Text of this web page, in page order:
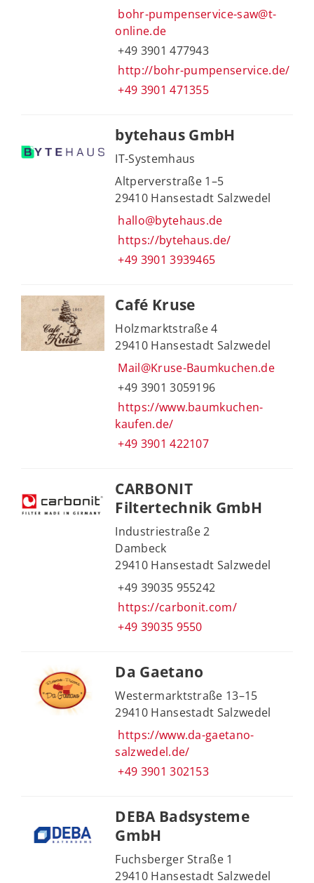
bohr-pumpenservice-saw@t-
online.de
+49 3901 477943
http://bohr-pumpenservice.de/
+49 3901 471355
bytehaus GmbH
IT-Systemhaus
Altperverstraße 1–5
29410 Hansestadt Salzwedel
hallo@bytehaus.de
https://bytehaus.de/
+49 3901 3939465
Café Kruse
Holzmarktstraße 4
29410 Hansestadt Salzwedel
Mail@Kruse-Baumkuchen.de
+49 3901 3059196
https://www.baumkuchen-
kaufen.de/
+49 3901 422107
CARBONIT
Filtertechnik GmbH
Industriestraße 2
Dambeck
29410 Hansestadt Salzwedel
+49 39035 955242
https://carbonit.com/
+49 39035 9550
Da Gaetano
Westermarktstraße 13–15
29410 Hansestadt Salzwedel
https://www.da-gaetano-
salzwedel.de/
+49 3901 302153
DEBA Badsysteme
GmbH
Fuchsberger Straße 1
29410 Hansestadt Salzwedel